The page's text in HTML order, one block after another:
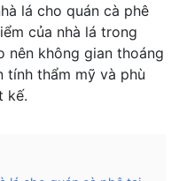
lá cho quán cà phê
của nhà lá trong
nên không gian thoáng
tính thẩm mỹ và phù
kế.